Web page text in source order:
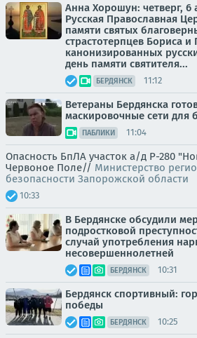
Анна Хорошун: четверг, 6
Русская Православная
памяти святых
страстотерпцев Бориса
канонизированных
день памяти святителя...
БЕРДЯНСК 11:12
Ветераны Бердянска
маскировочные сети для
ПАБЛИКИ 11:04
Опасность БпЛА участок а/д Р-280
Червоное Поле// Министерство
безопасности Запорожской области
10:33
В Бердянске обсудили
подростковой
случай употребления
несовершеннолетней
БЕРДЯНСК 10:31
Бердянск спортивный:
победы
БЕРДЯНСК 10:25